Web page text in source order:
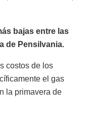
bajas entre las
de Pensilvania.
costos de los
el gas
la primavera de